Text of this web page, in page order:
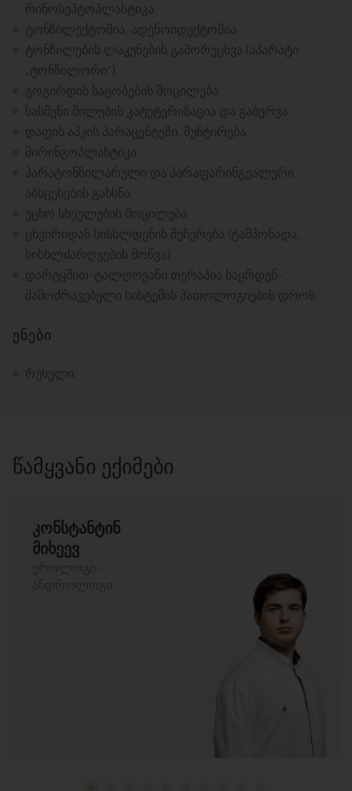
რინოსეპტოპლასტიკა.
ტონზილექტომია, ადენოიდექტომია.
ტონზილების ლაკუნების გამორეცხვა (აპარატი
„ტონზილორი“).
გოგირდის საცობების მოცილება.
სასმენი მილების კატეტერიზაცია და გაბერვა.
დაფის აპკის პარაცენტეზი, შუნტირება.
მირინგოპლასტიკა.
პარატონზილარული და პარაფარინგეალური
აბსცესების გახსნა.
უცხო სხეულების მოცილება.
ცხვირიდან სისხლდენის შეჩერება (ტამპონადა,
სისხლძარღვების მოწვა).
დარტყმით-ტალღოვანი თერაპია საყრდენ-
მამოძრავებელი სისტემის პათოლოგიების დროს.
ენები
რუსული.
ᲬᲐᲛᲧᲕᲐᲜᲘ ᲔᲥᲘᲛᲔᲑᲘ
კონსტანტინ
მიხეევ